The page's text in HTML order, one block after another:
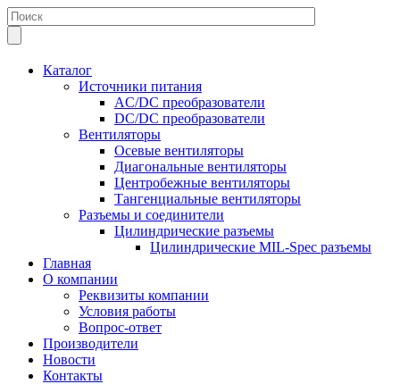
Каталог
Источники питания
AC/DC преобразователи
DC/DC преобразователи
Вентиляторы
Осевые вентиляторы
Диагональные вентиляторы
Центробежные вентиляторы
Тангенциальные вентиляторы
Разъемы и соединители
Цилиндрические разъемы
Цилиндрические MIL-Spec разъемы
Главная
О компании
Реквизиты компании
Условия работы
Вопрос-ответ
Производители
Новости
Контакты